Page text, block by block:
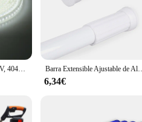
Tira de luces LED de 220V, 4040 de alta seguridad, alto brillo, 120LED/m, 13 W/m, luz LED Flexible impermeable, la mejor tira de LED, novedad Barra Extensible Ajustable de Aluminio para baño, ropero,
6,34€